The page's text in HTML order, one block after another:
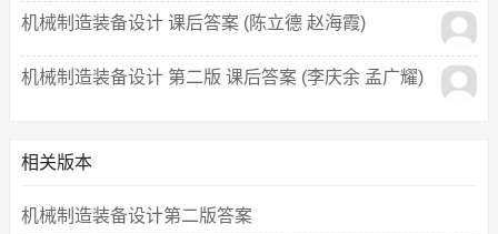
机械制造装备设计 课后答案 (陈立德 赵海霞)
机械制造装备设计 第二版 课后答案 (李庆余 孟广耀)
相关版本
机械制造装备设计第二版答案